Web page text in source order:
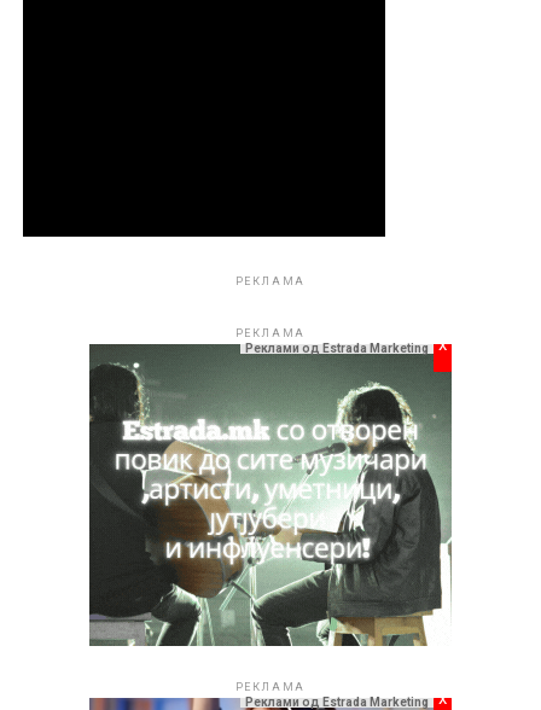
РЕКЛАМА
РЕКЛАМА
Реклами од Estrada Marketing x
РЕКЛАМА
Реклами од Estrada Marketing x